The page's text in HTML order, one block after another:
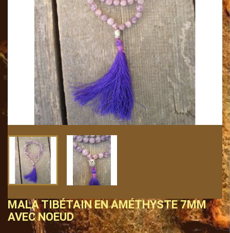
MALA TIBÉTAIN EN AMÉTHYSTE 7MM
AVEC NOEUD